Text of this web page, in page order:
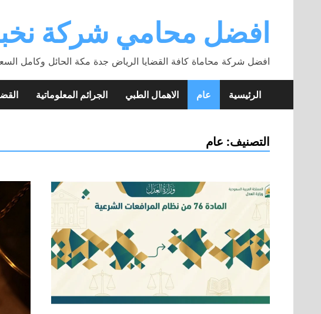
contentافضل محامي شركة
افضل شركة محاماة كافة القضايا الرياض جدة مكة الحائل وكامل
الرئيسية عام الاهمال الطبي الجرائم المعلوماتية
التصنيف: عام